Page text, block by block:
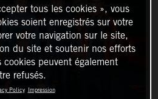
tous les cookies », vous
soient enregistrés sur votre
votre navigation sur le site,
du site et soutenir nos efforts
peuvent également
refusés.
Policy Impression